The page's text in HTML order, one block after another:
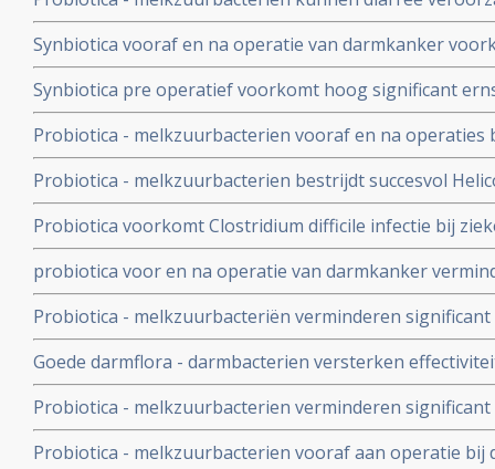
radiotherapie bij kanker in de buik of bekken
Synbiotica vooraf en na operatie van darmkanker
operatieve infecties in vergelijking met placebo. 1 vs 9
Synbiotica pre operatief voorkomt hoog significant
in gebied van alvleesklier. 6 versus geen sterfgevallen
Probiotica - melkzuurbacterien vooraf en na
ernstige infecties, bevorderen sneller herstel en
ziekenhuisopname
Probiotica - melkzuurbacterien bestrijdt succesvol
veel minder bijwerkingen van anti-biotica bij
Probiotica voorkomt Clostridium difficile infectie bij
biotica krijgen met meer dan 50 procent
probiotica voor en na operatie van darmkanker
minder infecties, versnelt herstel ontlasting en
placebo
Probiotica - melkzuurbacteriën verminderen
chemo met irinitocan bij darmkankerpatienten.
Ernstige diarree: 17,4 vs nul procent
Goede darmflora - darmbacterien versterken
immuunstimulatie - aanmaak extra T- killercellen - in
Probiotica - melkzuurbacterien verminderen
operatie en zorgen voor sneller herstel en korter
Probiotica - melkzuurbacterien vooraf aan operatie